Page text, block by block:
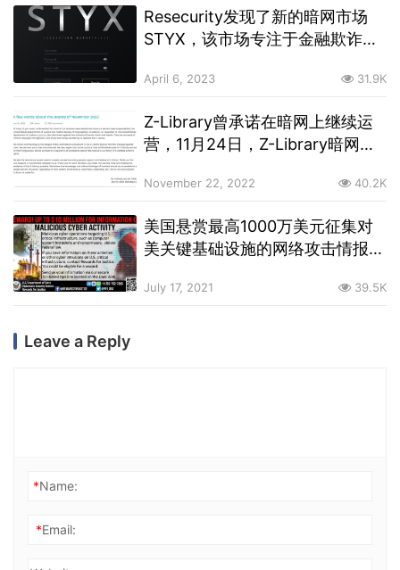
Resecurity发现了新的暗网市场
STYX，该市场专注于金融欺诈服
April 6, 2023 31.9K
Z-Library曾承诺在暗网上继续运
营，11月24日，Z-Library暗网网
November 22, 2022 40.2K
美国悬赏最高1000万美元征集对
美关键基础设施的网络攻击情报，
July 17, 2021 39.5K
Leave a Reply
*Name:
*Email: